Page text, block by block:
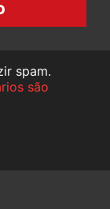
spam.
são